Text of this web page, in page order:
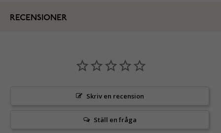
RECENSIONER
Skriv en recension
Ställ en fråga